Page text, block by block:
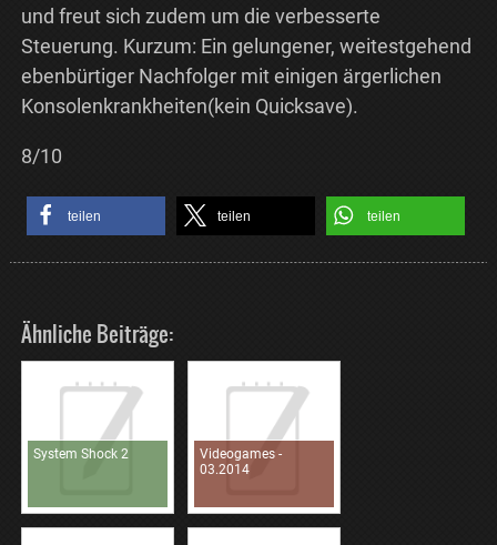
und freut sich zudem um die verbesserte
Steuerung. Kurzum: Ein gelungener, weitestgehend
ebenbürtiger Nachfolger mit einigen ärgerlichen
Konsolenkrankheiten(kein Quicksave).
8/10
teilen teilen teilen
Ähnliche Beiträge:
System Shock 2
Videogames -
03.2014